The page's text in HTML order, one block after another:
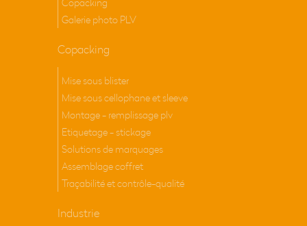
Galerie photo PLV
Copacking
Mise sous blister
Mise sous cellophane et sleeve
Montage - remplissage plv
Etiquetage - stickage
Solutions de marquages
Assemblage coffret
Traçabilité et contrôle-qualité
Industrie